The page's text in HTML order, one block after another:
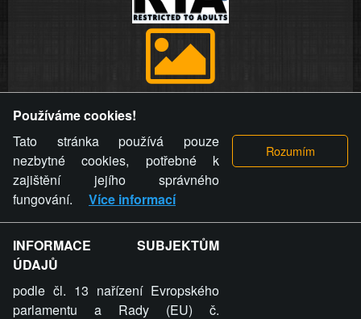
videa a komentáře. Osoba, které se toto opatření provozovatele
stránky týče, ani osoba, která umístila fotografii nebo video na
stránku, nemůže z důvodu odstranění fotografie, videa nebo
komentáře pro výše uvedenou okolnost uplatnit vůči
provozovateli stránky žádný nárok na náhradu škody nebo
nemajetkové újmy.
ZVRÁCENÝ.CZ - Svět není zvrácenej. To jen
ty lidi...
Používáme cookies!
Tato stránka používá pouze
nezbytné cookies, potřebné k
zajištění jejího správného
fungování.
Více informací
INFORMACE SUBJEKTŮM
ÚDAJŮ
podle čl. 13 nařízení Evropského
parlamentu a Rady (EU) č.